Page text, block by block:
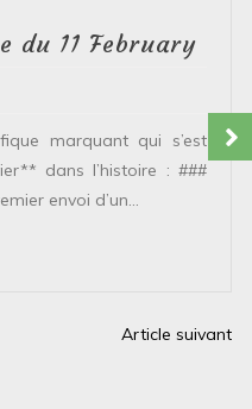
du 11 February
marquant qui s’est
dans l’histoire : ###
envoi d’un...
Article suivant